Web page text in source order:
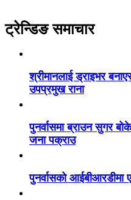
ट्रेन्डिङ समाचार
श्रीमानलाई ड्राइभर
उपप्रमुख राना
पुनर्वासमा ब्राउन सुगर
जना पक्राउ
पुनर्वासको आईबीआरडीमा